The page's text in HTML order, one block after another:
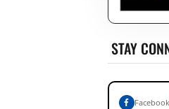
STAY
Facebook